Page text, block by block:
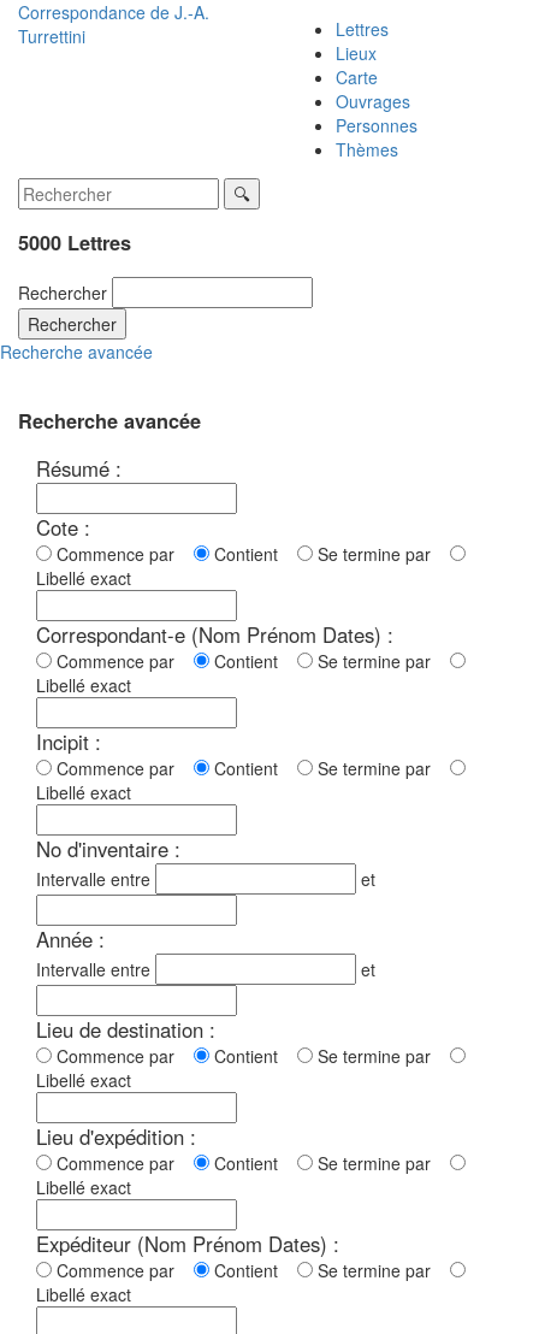
Correspondance de J.-A.
Turrettini
Lettres
Lieux
Carte
Ouvrages
Personnes
Thèmes
5000 Lettres
Rechercher
Rechercher
Recherche avancée
Recherche avancée
Résumé :
Cote :
Commence par Contient
Se termine par
Libellé exact
Correspondant-e (Nom Prénom Dates) :
Commence par Contient
Se termine par
Libellé exact
Incipit :
Commence par Contient
Se termine par
Libellé exact
No d'inventaire :
Intervalle entre et
Année :
Intervalle entre et
Lieu de destination :
Commence par Contient
Se termine par
Libellé exact
Lieu d'expédition :
Commence par Contient
Se termine par
Libellé exact
Expéditeur (Nom Prénom Dates) :
Commence par Contient
Se termine par
Libellé exact